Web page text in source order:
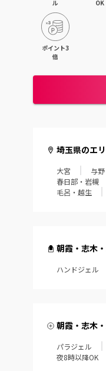
ル
OK
ポイント3
倍
埼玉県のエ
大宮 与野
春日部・岩槻
毛呂・越生
朝霞・志木
ハンドジェル
朝霞・志木
パラジェル
夜8時以降OK